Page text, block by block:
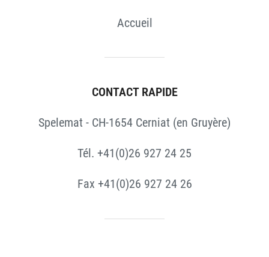
Accueil
CONTACT RAPIDE
Spelemat - CH-1654 Cerniat (en Gruyère)
Tél. +41(0)26 927 24 25
Fax +41(0)26 927 24 26